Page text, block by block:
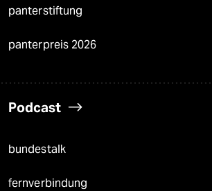
panterstiftung
panterpreis 2026
Podcast
bundestalk
fernverbindung